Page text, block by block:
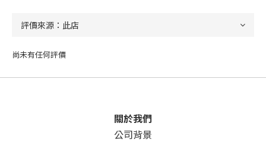
尚未有任何評價
關於我們
公司背景